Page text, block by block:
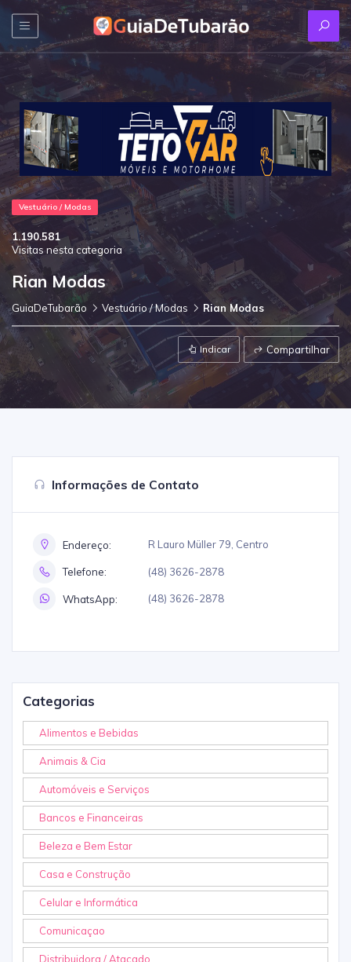
Vestuário / Modas
1.190.581
Visitas nesta categoria
Rian Modas
GuiaDeTubarão Vestuário / Modas Rian Modas
Indicar Compartilhar
Informações de Contato
Endereço: R Lauro Müller 79, Centro
Telefone: (48) 3626-2878
WhatsApp: (48) 3626-2878
Categorias
Alimentos e Bebidas
Animais & Cia
Automóveis e Serviços
Bancos e Financeiras
Beleza e Bem Estar
Casa e Construção
Celular e Informática
Comunicaçao
Distribuidora / Atacado